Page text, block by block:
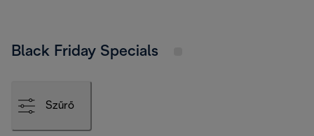
Black Friday Specials
Szűrő